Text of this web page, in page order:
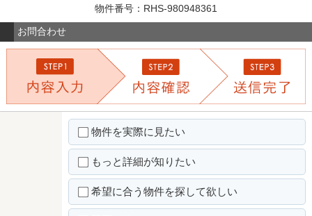
物件番号：RHS-980948361
お問合わせ
物件を実際に見たい
もっと詳細が知りたい
希望に合う物件を探して欲しい